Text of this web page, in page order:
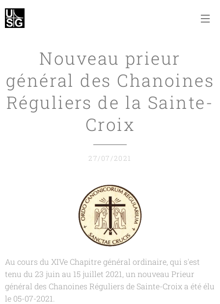
Nouveau prieur
général des Chanoines
Réguliers de la Sainte-
Croix
27/07/2021
Au cours du XIVe Chapitre général ordinaire, qui s'est
tenu du 23 juin au 15 juillet 2021, un nouveau Prieur
général des Chanoines Réguliers de Sainte-Croix a été élu
le 05-07-2021.